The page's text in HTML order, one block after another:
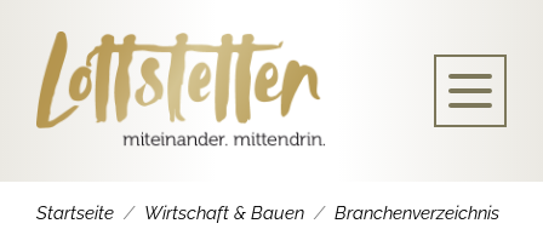
Startseite Wirtschaft & Bauen Branchenverzeichnis